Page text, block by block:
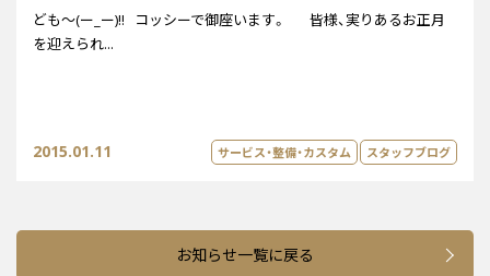
ども～(ー_ー)!! コッシーで御座います。 皆様、実りあるお正月
を迎えられ...
2015.01.11 サービス・整備・カスタム スタッフブログ
お知らせ一覧に戻る